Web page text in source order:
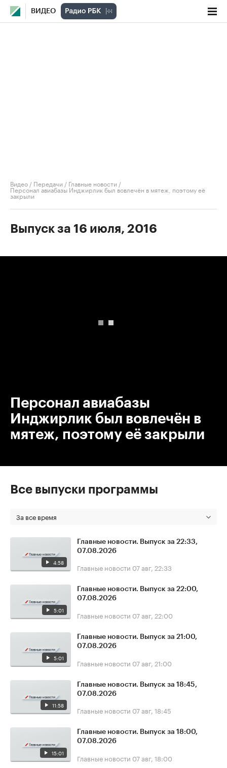
ВИДЕО
Видео / Передачи / Главные новости /
Персонал авиабазы Инджирлик был вовлечён в мятеж, поэтому её
закрыли
Выпуск за 16 июля, 2016
Персонал авиабазы
Инджирлик был вовлечён в
мятеж, поэтому её закрыли
Все выпуски программы
За все время
4:58
Главные новости. Выпуск за 22:33,
07.08.2026
Главные новости 07 авг, 22:33
5:01
Главные новости. Выпуск за 22:00,
07.08.2026
Главные новости 07 авг, 22:00
5:01
Главные новости. Выпуск за 21:00,
07.08.2026
Главные новости 07 авг, 21:00
11:58
Главные новости. Выпуск за 18:45,
07.08.2026
Главные новости 07 авг, 18:45
15:01
Главные новости. Выпуск за 18:00,
07.08.2026
Главные новости 07 авг, 18:00